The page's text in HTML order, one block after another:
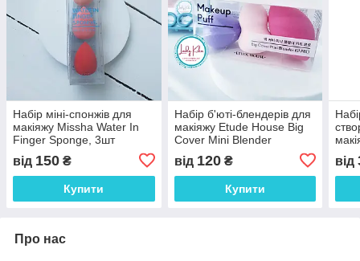
Набір міні-спонжів для
макіяжу Missha Water In
Finger Sponge, 3шт
від 150 ₴
Купити
Набір б'юті-блендерів для
макіяжу Etude House Big
Cover Mini Blender
від 120₴
Купити
від
Про нас